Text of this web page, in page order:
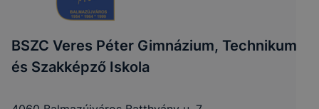
BSZC Veres Péter Gimnázium, Technikum
és Szakképző Iskola